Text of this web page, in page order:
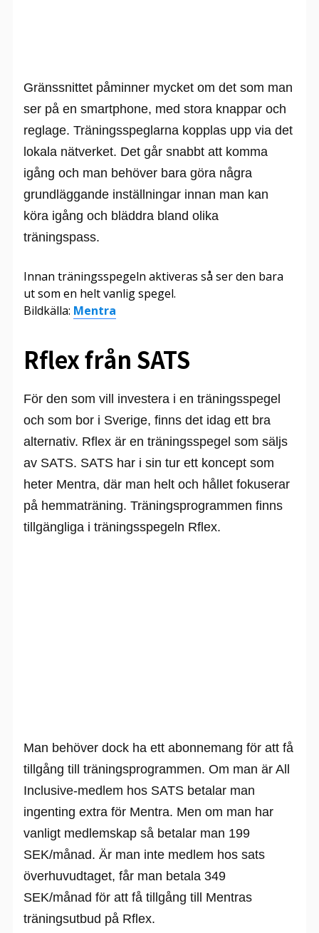
Gränssnittet påminner mycket om det som man
ser på en smartphone, med stora knappar och
reglage. Träningsspeglarna kopplas upp via det
lokala nätverket. Det går snabbt att komma
igång och man behöver bara göra några
grundläggande inställningar innan man kan
köra igång och bläddra bland olika
träningspass.
Innan träningsspegeln aktiveras så ser den bara
ut som en helt vanlig spegel.
Bildkälla: Mentra
Rflex från SATS
För den som vill investera i en träningsspegel
och som bor i Sverige, finns det idag ett bra
alternativ. Rflex är en träningsspegel som säljs
av SATS. SATS har i sin tur ett koncept som
heter Mentra, där man helt och hållet fokuserar
på hemmaträning. Träningsprogrammen finns
tillgängliga i träningsspegeln Rflex.
Man behöver dock ha ett abonnemang för att få
tillgång till träningsprogrammen. Om man är All
Inclusive-medlem hos SATS betalar man
ingenting extra för Mentra. Men om man har
vanligt medlemskap så betalar man 199
SEK/månad. Är man inte medlem hos sats
överhuvudtaget, får man betala 349
SEK/månad för att få tillgång till Mentras
träningsutbud på Rflex.